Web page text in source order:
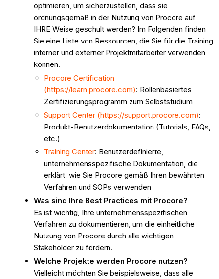
optimieren, um sicherzustellen, dass sie
ordnungsgemäß in der Nutzung von Procore auf
IHRE Weise geschult werden? Im Folgenden finden
Sie eine Liste von Ressourcen, die Sie für die Training
interner und externer Projektmitarbeiter verwenden
können.
Procore Certification
(https://learn.procore.com): Rollenbasiertes
Zertifizierungsprogramm zum Selbststudium
Support Center (https://support.procore.com):
Produkt-Benutzerdokumentation (Tutorials, FAQs,
etc.)
Training Center: Benutzerdefinierte,
unternehmensspezifische Dokumentation, die
erklärt, wie Sie Procore gemäß Ihren bewährten
Verfahren und SOPs verwenden
Was sind Ihre Best Practices mit Procore?
Es ist wichtig, Ihre unternehmensspezifischen
Verfahren zu dokumentieren, um die einheitliche
Nutzung von Procore durch alle wichtigen
Stakeholder zu fördern.
Welche Projekte werden Procore nutzen?
Vielleicht möchten Sie beispielsweise, dass alle